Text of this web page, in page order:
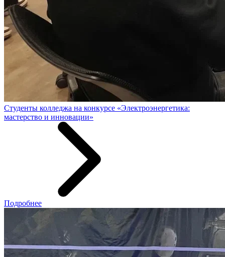
Студенты колледжа на конкурсе «Электроэнергетика:
мастерство и инновации»
Подробнее